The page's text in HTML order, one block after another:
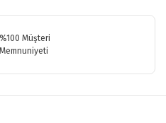
%100 Müşteri
Memnuniyeti